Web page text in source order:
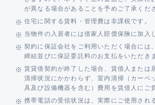
が異なる場合があることを予めご了承くだ
住宅に関する賃料・管理費は非課税です。
当物件の入居者には借家人賠償保険に加入
契約に保証会社をご利用いただく場合には
締結並びに保証委託料のお支払をいただき
賃貸借契約が終了した場合、賃借人または
清掃状況にかかわらず、室内清掃（カーペ
具及び設備機器を含む）費用を賃借人にご
携帯電話の受信状況は、実際にご使用され